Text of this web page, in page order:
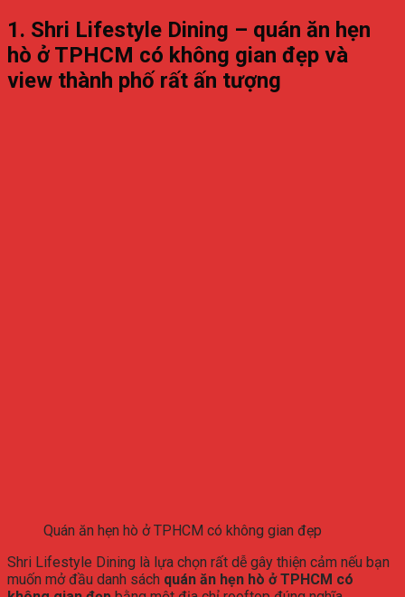
1. Shri Lifestyle Dining – quán ăn hẹn
hò ở TPHCM có không gian đẹp và
view thành phố rất ấn tượng
Quán ăn hẹn hò ở TPHCM có không gian đẹp
Shri Lifestyle Dining là lựa chọn rất dễ gây thiện cảm nếu bạn
muốn mở đầu danh sách quán ăn hẹn hò ở TPHCM có